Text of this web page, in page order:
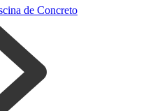
de Concreto